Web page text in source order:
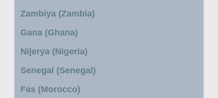
Zambiya (Zambia)
Gana (Ghana)
Nijerya (Nigeria)
Senegal (Senegal)
Fas (Morocco)